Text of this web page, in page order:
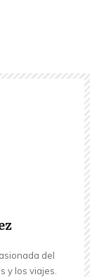
del
y los viajes.